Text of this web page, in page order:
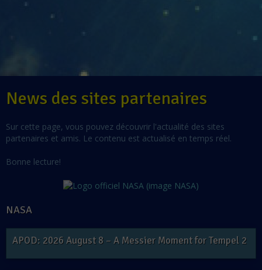
News des sites partenaires
Sur cette page, vous pouvez découvrir l'actualité des sites
partenaires et amis. Le contenu est actualisé en temps réel.
Bonne lecture!
NASA
APOD: 2026 August 8 – A Messier Moment for Tempel 2